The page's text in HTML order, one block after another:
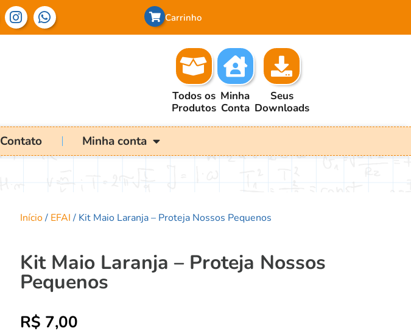
Carrinho
Todos os
Produtos
Minha
Conta
Seus
Downloads
Contato Minha conta
Início/ EFAI / Kit Maio Laranja – Proteja Nossos Pequenos
Kit Maio Laranja – Proteja Nossos
Pequenos
R$ 7,00